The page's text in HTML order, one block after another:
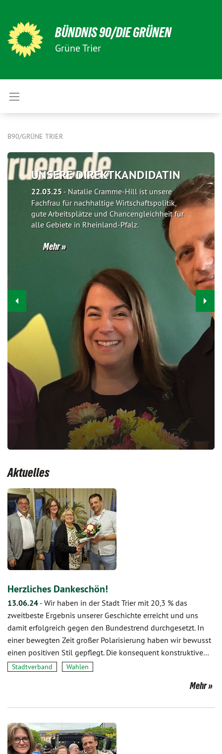
BÜNDNIS 90/DIE GRÜNEN
Grüne Trier
B90/GRÜNE TRIER
UNSERE DIREKTKANDIDATIN
22.03.25 - Natalie Cramme-Hill ist unsere
Fachfrau für nachhaltige Wirtschaftspolitik,
gute Arbeitsplätze und Chancengleichheit für
alle Gebiete in Rheinland-Pfalz.
Mehr
Aktuelles
Herzliches Dankeschön!
13.06.24 - Wir haben in der Stadt Trier mit 20,3 % das
zweitbeste Ergebnis unserer Geschichte erreicht und uns
damit erfolgreich gegen den Bundestrend durchgesetzt. In
einer bewegten Zeit großer Polarisierung haben wir bewusst
einen positiven Stil gepflegt. Die konsequent konstruktive…
Stadtverband Wahlen
Mehr